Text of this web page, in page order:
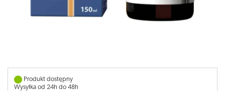
Produkt dostępny
Wysyłka od 24h do 48h